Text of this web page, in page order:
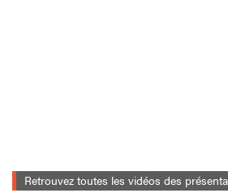
Retrouvez toutes les vidéos des